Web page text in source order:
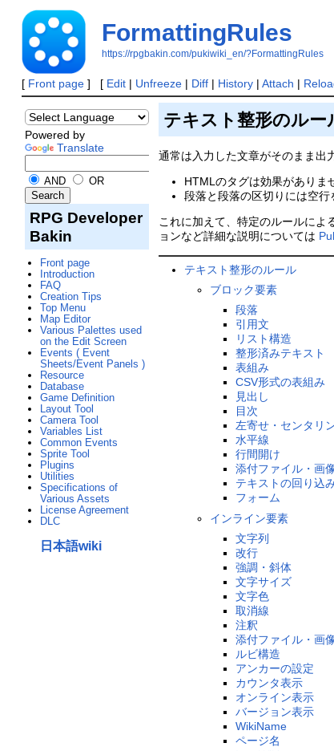
FormattingRules
https://rpgbakin.com/pukiwiki_en/?FormattingRules
[ Front page] [ Edit| Unfreeze| Diff| History| Attach |
テキスト整形のルー
通常は入力した文章がそのまま出
HTMLのタグは効果がありま
段落と段落の区切りには空
これに加えて、特定のルールによ
ョンなど詳細な説明については
テキスト整形のルール
ブロック要素
段落
引用文
リスト構造
整形済みテキスト
表組み
CSV形式の表組み
見出し
目次
左寄せ・センタリ
水平線
行間開け
添付ファイル・画
テキストの回り込
フォーム
インライン要素
文字列
改行
強調・斜体
文字サイズ
文字色
取消線
注釈
添付ファイル・画
ルビ構造
アンカーの設定
カウンタ表示
オンライン表示
バージョン表示
WikiName
ページ名
Powered by
Translate
AND OR
RPG Developer
Bakin
Front page
Introduction
FAQ
Creation Tips
Top Menu
Map Editor
Various Palettes used
on the Edit Screen
Events ( Event
Sheets/Event Panels )
Resource
Database
Game Definition
Layout Tool
Camera Tool
Variables List
Common Events
Sprite Tool
Plugins
Utilities
Specifications of
Various Assets
License Agreement
DLC
日本語wiki